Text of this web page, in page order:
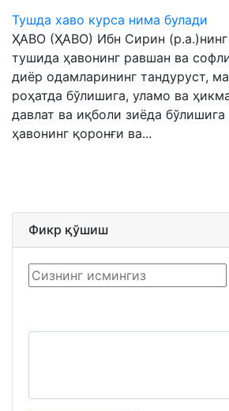
Тушда хаво курса нима булади
ҲАВО (ҲАВО) Ибн Сирин
тушида ҳавонинг равшан ва
диёр одамларининг тандуруст,
роҳатда бўлишига, уламо ва
давлат ва иқболи зиёда
ҳавонинг қоронғи ва...
Фикр қўшиш